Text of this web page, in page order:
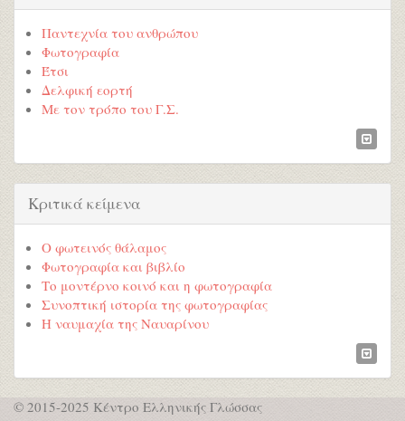
Παντεχνία του ανθρώπου
Φωτογραφία
Έτσι
Δελφική εορτή
Με τον τρόπο του Γ.Σ.
Κριτικά κείμενα
Ο φωτεινός θάλαμος
Φωτογραφία και βιβλίο
Το μοντέρνο κοινό και η φωτογραφία
Συνοπτική ιστορία της φωτογραφίας
Η ναυμαχία της Ναυαρίνου
© 2015-2025 Κέντρο Ελληνικής Γλώσσας